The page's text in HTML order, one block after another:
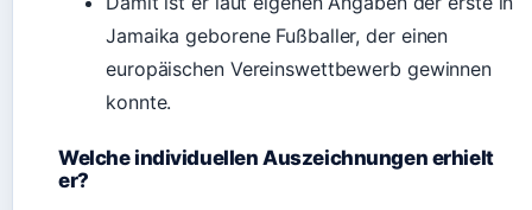
Jamaika geborene Fußballer, der einen
europäischen Vereinswettbewerb gewinnen
konnte.
Welche individuellen Auszeichnungen erhielt
er?